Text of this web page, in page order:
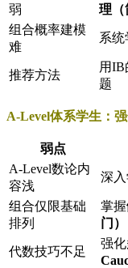
弱
理（
组合概率建模
难
系统
推荐方法
用IB
题
A-Level体系学生：
弱点
A-Level数论内
容浅
深
组合仅限基础
排列
掌握
门）
代数技巧不足
强化